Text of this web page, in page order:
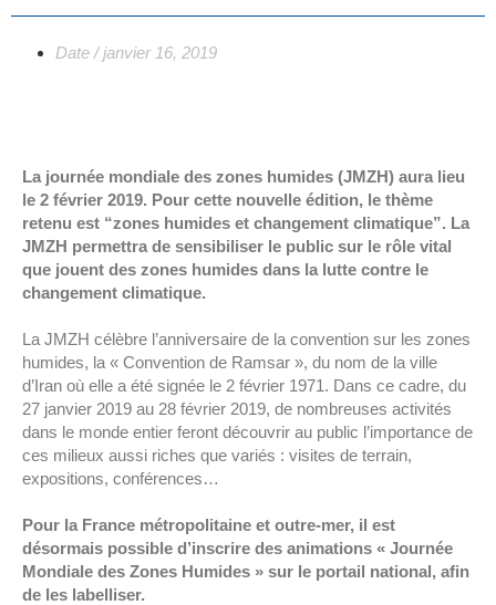
Date / janvier 16, 2019
La journée mondiale des zones humides (JMZH) aura lieu
le 2 février 2019. Pour cette nouvelle édition, le thème
retenu est “zones humides et changement climatique”. La
JMZH permettra de sensibiliser le public sur le rôle vital
que jouent des zones humides dans la lutte contre le
changement climatique.
La JMZH célèbre l’anniversaire de la convention sur les zones
humides, la « Convention de Ramsar », du nom de la ville
d’Iran où elle a été signée le 2 février 1971. Dans ce cadre, du
27 janvier 2019 au 28 février 2019, de nombreuses activités
dans le monde entier feront découvrir au public l’importance de
ces milieux aussi riches que variés : visites de terrain,
expositions, conférences…
Pour la France métropolitaine et outre-mer, il est
désormais possible d’inscrire des animations « Journée
Mondiale des Zones Humides » sur le portail national, afin
de les labelliser.